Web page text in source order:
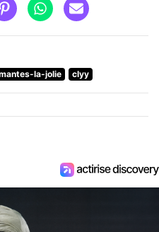
la-jolie clyy